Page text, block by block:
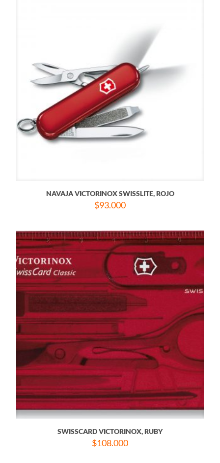
NAVAJA VICTORINOX SWISSLITE, ROJO
$93.000
SWISSCARD VICTORINOX, RUBY
$108.000